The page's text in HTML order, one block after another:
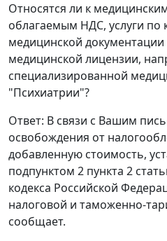
Относятся ли к
облагаемым НДС, услуги по
медицинской
медицинской лицензии,
специализированной
"Психиатрии"?
Ответ: В связи с Вашим
освобождения от
добавленную стоимость,
подпунктом 2 пункта 2
кодекса Российской
налоговой и таможенно-
сообщает.